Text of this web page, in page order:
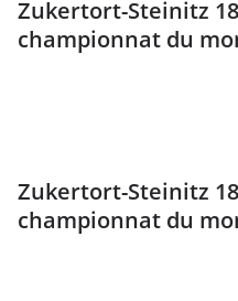
Zukertort-Steinitz
championnat du
Zukertort-Steinitz
championnat du